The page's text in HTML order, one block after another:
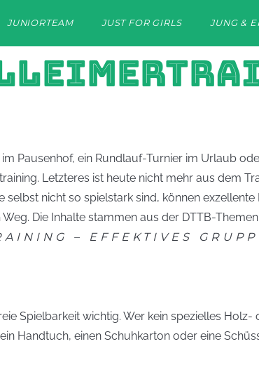
JUNIORTEAM JUST FOR GIRLS JUNG &
Pausenhof, ein Rundlauf-Turnier im Urlaub
Letzteres ist heute nicht mehr aus dem
nicht so spielstark sind, können
Die Inhalte stammen aus der DTTB-
– EFFEKTIVES
Spielbarkeit wichtig. Wer kein spezielles
Handtuch, einen Schuhkarton oder eine